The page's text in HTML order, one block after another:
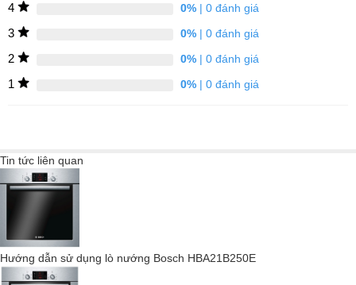
Nhờ màn hình được bố trí rõ ràng mà không cần núm vặn hay
nút bấm, LED touchControl cho phép bạn vận hành lò nướng
cả các tùy chọn bổ sung có thể được điều chỉnh thông qua các
phím cảm ứng. Tất cả những thứ này đều rất dễ vệ sinh.
4 0%| 0 đánh giá
3 0%| 0 đánh giá
2 0%| 0 đánh giá
1 0%| 0 đánh giá
Tin tức liên quan
Hướng dẫn sử dụng lò nướng Bosch HBA21B250E